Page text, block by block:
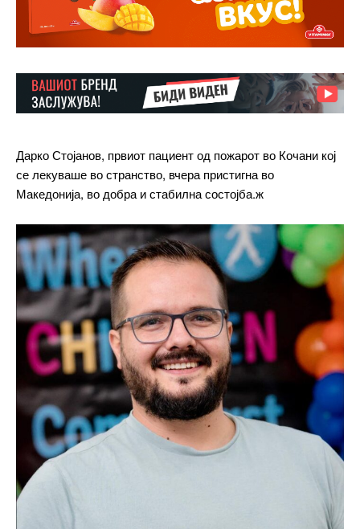
Дарко Стојанов, првиот пациент од пожарот во Кочани кој
се лекуваше во странство, вчера пристигна во
Македонија, во добра и стабилна состојба.ж